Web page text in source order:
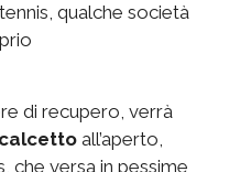
qualche società
di recupero, verrà
all’aperto,
che versa in pessime